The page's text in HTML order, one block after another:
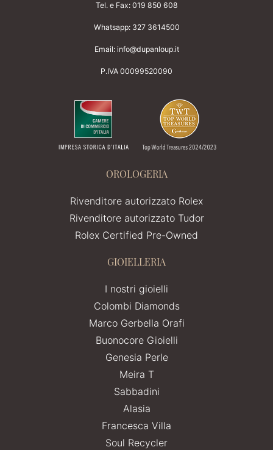
Tel. e Fax: 019 850 608
Whatsapp: 327 3614500
Email: info@dupanloup.it
P.IVA 00099520090
OROLOGERIA
Rivenditore autorizzato Rolex
Rivenditore autorizzato Tudor
Rolex Certified Pre-Owned
GIOIELLERIA
I nostri gioielli
Colombi Diamonds
Marco Gerbella Orafi
Buonocore Gioielli
Genesia Perle
Meira T
Sabbadini
Alasia
Francesca Villa
Soul Recycler